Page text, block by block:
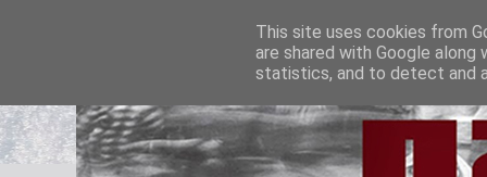
This site uses cookies from
are shared with Google
statistics, and to detect and